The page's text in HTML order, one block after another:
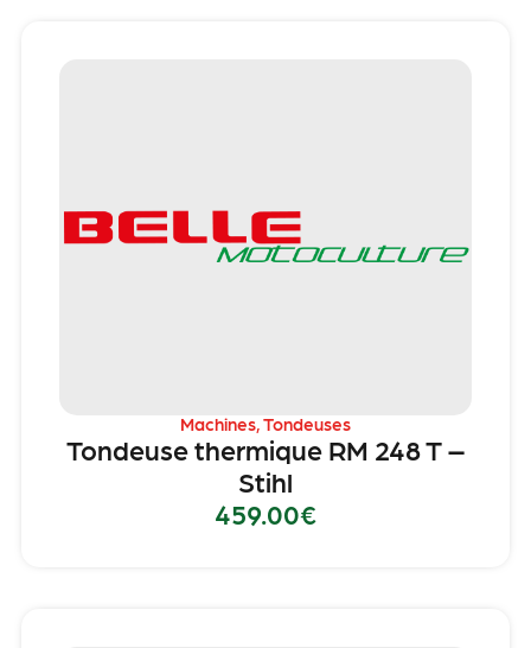
Machines Tondeuses
Tondeuse thermique RM 248 T –
Stihl
459.00€